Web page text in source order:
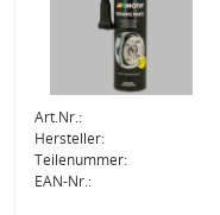
Art.Nr.:
Hersteller:
Teilenummer:
EAN-Nr.: